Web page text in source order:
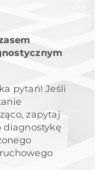
pytań! Jeśli
zapytaj
diagnostykę